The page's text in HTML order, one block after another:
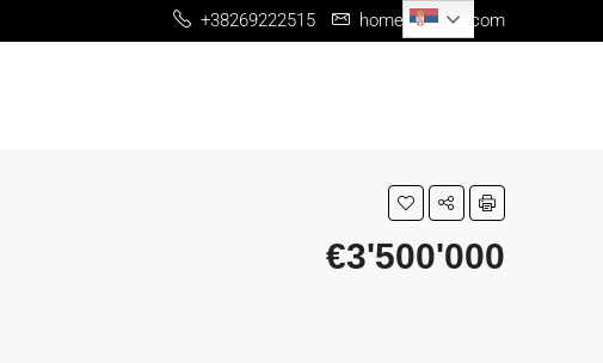
+38269222515 home@me-re.com
€3'500'000
Serbian